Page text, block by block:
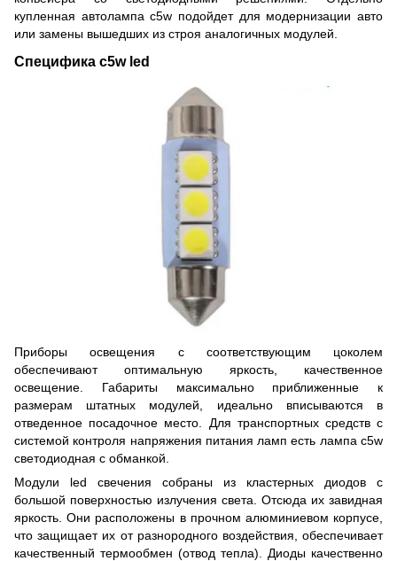
купленная автолампа c5w подойдет для модернизации авто
или замены вышедших из строя аналогичных модулей.
Специфика c5w led
Приборы освещения с соответствующим цоколем
обеспечивают оптимальную яркость, качественное
освещение. Габариты максимально приближенные к
размерам штатных модулей, идеально вписываются в
отведенное посадочное место. Для транспортных средств с
системой контроля напряжения питания ламп есть лампа c5w
светодиодная с обманкой.
Модули led свечения собраны из кластерных диодов с
большой поверхностью излучения света. Отсюда их завидная
яркость. Они расположены в прочном алюминиевом корпусе,
что защищает их от разнородного воздействия, обеспечивает
качественный термообмен (отвод тепла). Диоды качественно